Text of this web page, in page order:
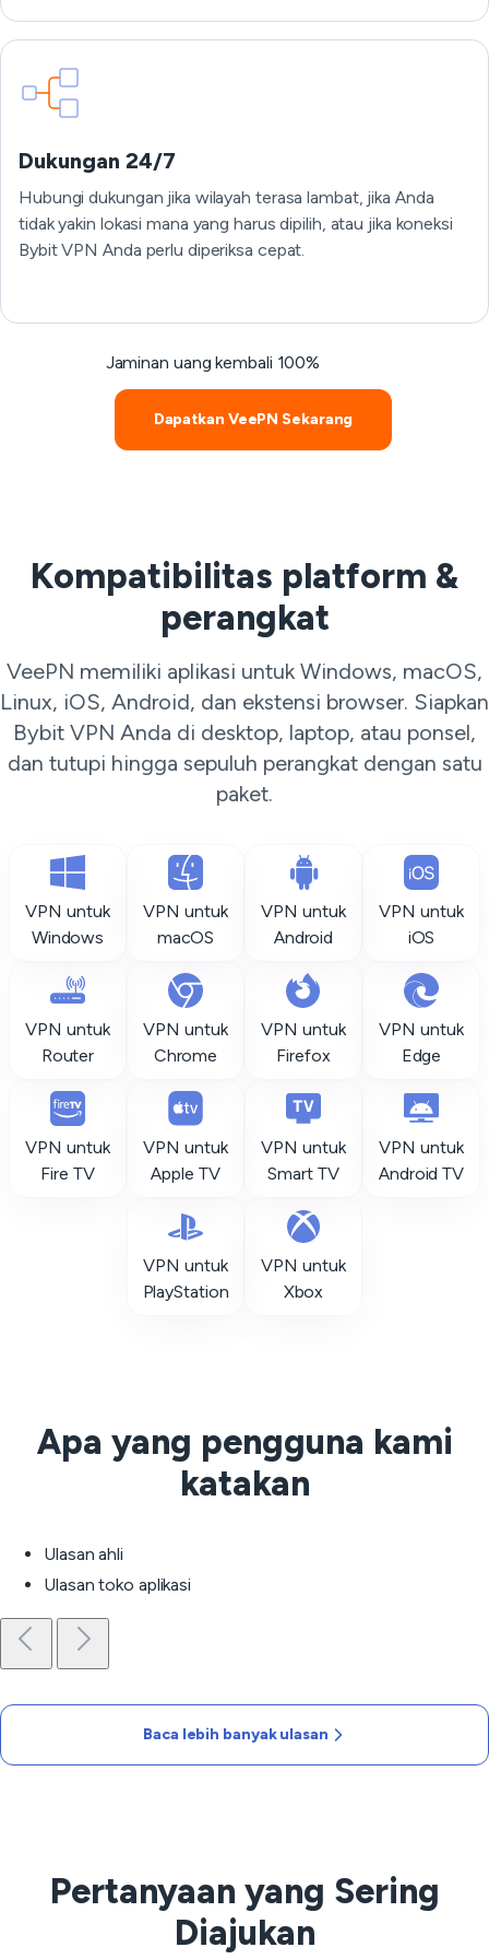
Dukungan 24/7
Hubungi dukungan jika wilayah terasa lambat, jika Anda
tidak yakin lokasi mana yang harus dipilih, atau jika koneksi
Bybit VPN Anda perlu diperiksa cepat.
Jaminan uang kembali 100%
Dapatkan VeePN Sekarang
Kompatibilitas platform &
perangkat
VeePN memiliki aplikasi untuk Windows, macOS,
Linux, iOS, Android, dan ekstensi browser. Siapkan
Bybit VPN Anda di desktop, laptop, atau ponsel,
dan tutupi hingga sepuluh perangkat dengan satu
paket.
VPN untuk
Windows
VPN untuk
macOS
VPN untuk
Android
VPN untuk
iOS
VPN untuk
Router
VPN untuk
Chrome
VPN untuk
Firefox
VPN untuk
Edge
VPN untuk
Fire TV
VPN untuk
Apple TV
VPN untuk
Smart TV
VPN untuk
Android TV
VPN untuk
PlayStation
VPN untuk
Xbox
Apa yang pengguna kami
katakan
Ulasan ahli
Ulasan toko aplikasi
Baca lebih banyak ulasan
Pertanyaan yang Sering
Diajukan